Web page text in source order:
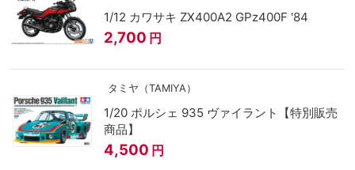
1/12 カワサキ ZX400A2 GPz400F '84
2,700 円
タミヤ（TAMIYA）
1/20 ポルシェ 935 ヴァイラント【特別販売
商品】
4,500 円